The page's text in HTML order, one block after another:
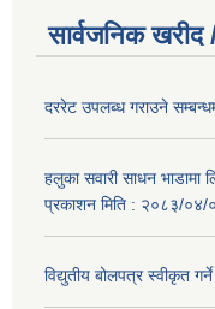
सार्वजनिक
दररेट उपलब्ध गराउने
हलुका सवारी साधन भाडामा
प्रकाशन मिति : २०८३/०४/
विद्युतीय बोलपत्र स्वीकृत